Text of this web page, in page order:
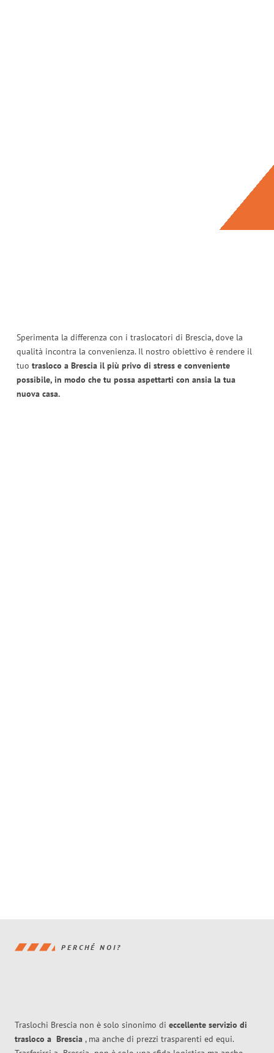
Sperimenta la differenza con i traslocatori di Brescia, dove la
qualità incontra la convenienza. Il nostro obiettivo è rendere il
tuo trasloco a Brescia il più privo di stress e conveniente
possibile, in modo che tu possa aspettarti con ansia la tua
nuova casa.
PERCHÉ NOI?
Traslochi Brescia non è solo sinonimo di eccellente servizio di
trasloco a Brescia , ma anche di prezzi trasparenti ed equi.